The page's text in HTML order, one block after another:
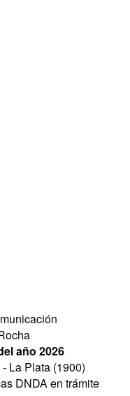
año 2026
La Plata (1900)
DNDA en trámite